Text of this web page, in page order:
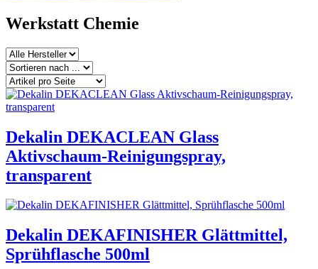
Werkstatt Chemie
Dekalin DEKACLEAN Glass
Aktivschaum-Reinigungspray,
transparent
Dekalin DEKAFINISHER Glättmittel,
Sprühflasche 500ml